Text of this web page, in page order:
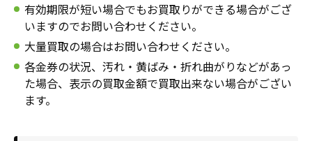
有効期限が短い場合でもお買取りができる場合がござ
いますのでお問い合わせください。
大量買取の場合はお問い合わせください。
各金券の状況、汚れ・黄ばみ・折れ曲がりなどがあっ
た場合、表示の買取金額で買取出来ない場合がござい
ます。